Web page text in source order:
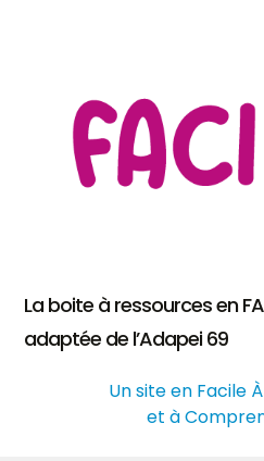
La boite à ressources en
adaptée de l’Adapei 69
Un site en Facile
et à